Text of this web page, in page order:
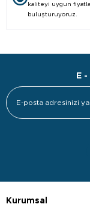
kaliteyi uygun fiyatla
buluşturuyoruz.
E
Kurumsal